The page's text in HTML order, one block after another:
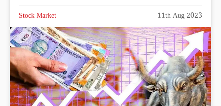
Stock Market 11th Aug 2023